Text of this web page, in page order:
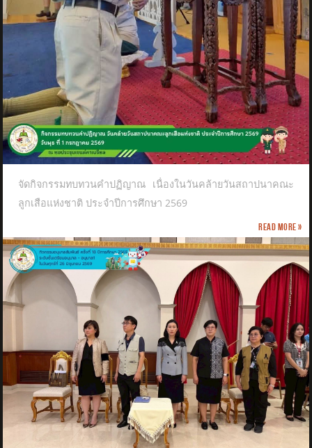
จัดกิจกรรมทบทวนคำปฏิญาณ เนื่องในวันคล้ายวันสถาปนาคณะ
ลูกเสือแห่งชาติ​ ประจำปีการศึกษา 2569
Read more »